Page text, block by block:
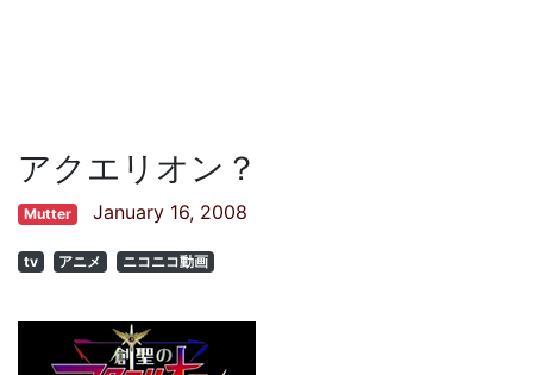
アクエリオン？
Mutter January 16, 2008
tv アニメ ニコニコ動画